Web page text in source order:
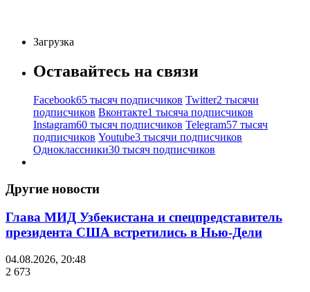
Загрузка
Оставайтесь на связи
Facebook65 тысяч подписчиков Twitter2 тысячи
подписчиков Вконтакте1 тысяча подписчиков
Instagram60 тысяч подписчиков Telegram57 тысяч
подписчиков Youtube3 тысячи подписчиков
Одноклассники30 тысяч подписчиков
Другие новости
Глава МИД Узбекистана и спецпредставитель
президента США встретились в Нью-Дели
04.08.2026, 20:48
2 673